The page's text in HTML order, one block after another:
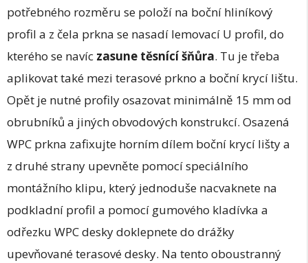
potřebného rozměru se položí na boční hliníkový
profil a z čela prkna se nasadí lemovací U profil, do
kterého se navíc zasune těsnící šňůra. Tu je třeba
aplikovat také mezi terasové prkno a boční krycí lištu.
Opět je nutné profily osazovat minimálně 15 mm od
obrubníků a jiných obvodových konstrukcí. Osazená
WPC prkna zafixujte horním dílem boční krycí lišty a
z druhé strany upevněte pomocí speciálního
montážního klipu, který jednoduše nacvaknete na
podkladní profil a pomocí gumového kladívka a
odřezku WPC desky doklepnete do drážky
upevňované terasové desky. Na tento oboustranný